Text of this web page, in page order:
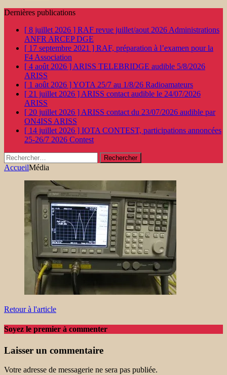
Dernières publications
[ 8 juillet 2026 ] RAF revue juillet/aout 2026 Administrations
ANFR ARCEP DGE
[ 17 septembre 2021 ] RAF, préparation à l’examen pour la
F4 Association
[ 4 août 2026 ] ARISS TELEBRIDGE audible 5/8/2026
ARISS
[ 1 août 2026 ]YOTA 25/7 au 1/8/26 Radioamateurs
[ 21 juillet 2026 ] ARISS contact audible le 24/07/2026
ARISS
[ 20 juillet 2026 ] ARISS contact du 23/07/2026 audible par
ON4ISS ARISS
[ 14 juillet 2026 ] IOTA CONTEST, participations annoncées
25-26/7 2026 Contest
Rechercher :
AccueilMédia
Retour à l'article
Soyez le premier à commenter
Laisser un commentaire
Votre adresse de messagerie ne sera pas publiée.